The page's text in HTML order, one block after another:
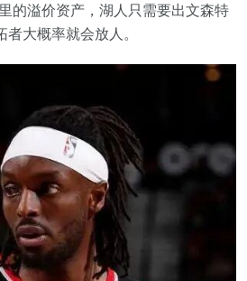
的溢价资产，湖人只需要出文森特
大概率就会放人。